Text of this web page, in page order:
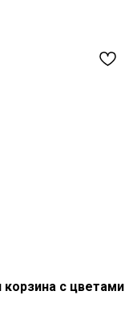
корзина с цветами